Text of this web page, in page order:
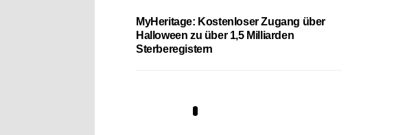
MyHeritage: Kostenloser Zugang über
Halloween zu über 1,5 Milliarden
Sterberegistern